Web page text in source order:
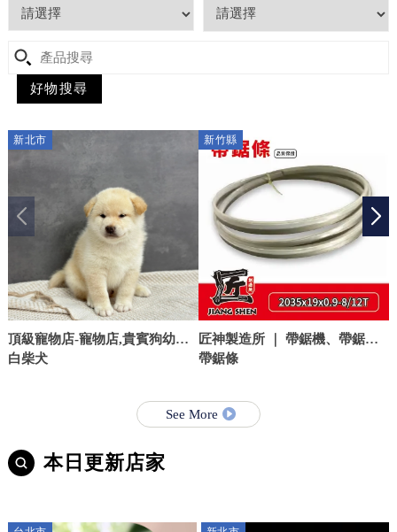
新北市
頂級寵物店-寵物店,貴賓狗幼犬,
台北寵物店,板橋貴賓狗幼犬,
白柴犬
新竹縣
匠神製造所 ｜ 帶鋸機、帶鋸
條、軍刀鋸片
帶鋸條
See More
本日更新店家